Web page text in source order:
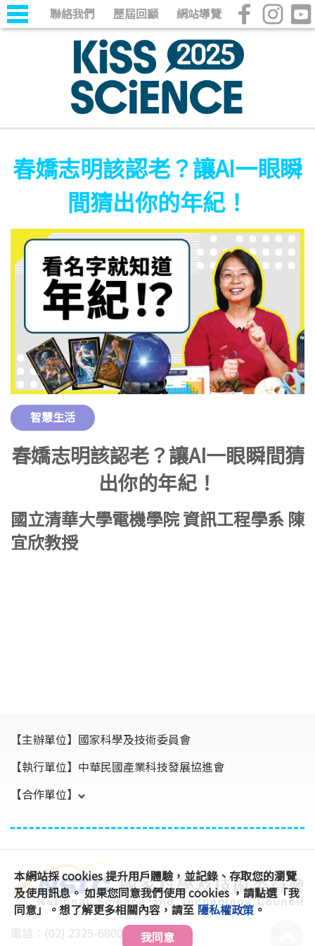
聯絡我們 歷屆回顧 網站導覽
春嬌志明該認老？讓AI一眼瞬
間猜出你的年紀！
智慧生活
春嬌志明該認老？讓AI一眼瞬間猜
出你的年紀！
國立清華大學電機學院 資訊工程學系 陳
宜欣教授
【主辦單位】 國家科學及技術委員會
【執行單位】 中華民國產業科技發展協進會
【合作單位】
電話：(02) 2325-6800 #896、891
本網站採 cookies 提升用戶體驗，並記錄、存取您的瀏覽
及使用訊息。 如果您同意我們使用 cookies ，請點選「我
同意」。想了解更多相關內容，請至 隱私權政策 。
我同意